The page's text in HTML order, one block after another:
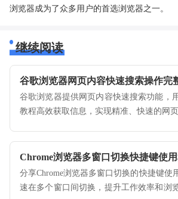
浏览器成为了众多用户的首选浏览器之一。
继续阅读
谷歌浏览器网页内容快速搜索操作完
谷歌浏览器提供网页内容快速搜索功能，
教程高效获取信息，实现精准、快速的网页
Chrome浏览器多窗口切换快捷键使
分享Chrome浏览器多窗口切换的快捷键使
速在多个窗口间切换，提升工作效率和浏